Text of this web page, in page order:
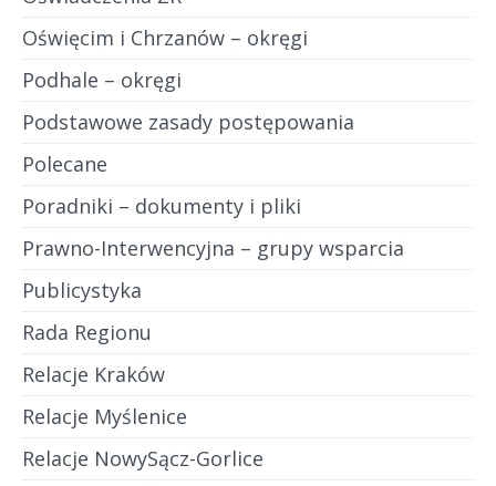
Oświęcim i Chrzanów – okręgi
Podhale – okręgi
Podstawowe zasady postępowania
Polecane
Poradniki – dokumenty i pliki
Prawno-Interwencyjna – grupy wsparcia
Publicystyka
Rada Regionu
Relacje Kraków
Relacje Myślenice
Relacje NowySącz-Gorlice